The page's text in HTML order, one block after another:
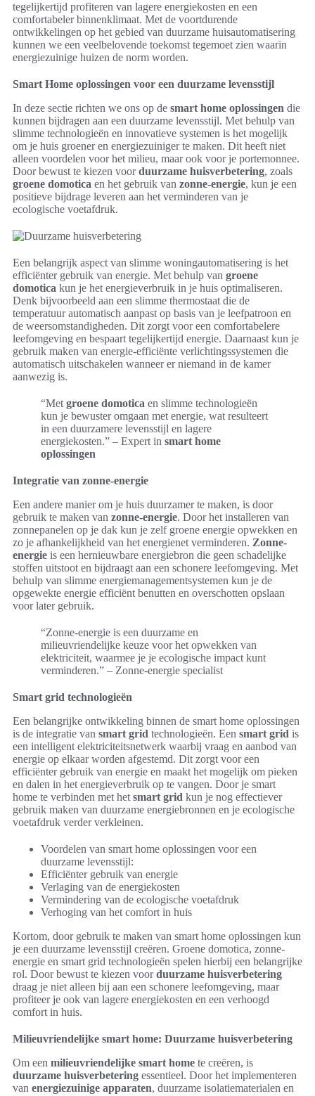
tegelijkertijd profiteren van lagere energiekosten en een
comfortabeler binnenklimaat. Met de voortdurende
ontwikkelingen op het gebied van duurzame huisautomatisering
kunnen we een veelbelovende toekomst tegemoet zien waarin
energiezuinige huizen de norm worden.
Smart Home oplossingen voor een duurzame levensstijl
In deze sectie richten we ons op de smart home oplossingen die
kunnen bijdragen aan een duurzame levensstijl. Met behulp van
slimme technologieën en innovatieve systemen is het mogelijk
om je huis groener en energiezuiniger te maken. Dit heeft niet
alleen voordelen voor het milieu, maar ook voor je portemonnee.
Door bewust te kiezen voorduurzame huisverbetering, zoals
groene domotica en het gebruik van zonne-energie, kun je een
positieve bijdrage leveren aan het verminderen van je
ecologische voetafdruk.
Een belangrijk aspect van slimme woningautomatisering is het
efficiënter gebruik van energie. Met behulp van groene
domotica kun je het energieverbruik in je huis optimaliseren.
Denk bijvoorbeeld aan een slimme thermostaat die de
temperatuur automatisch aanpast op basis van je leefpatroon en
de weersomstandigheden. Dit zorgt voor een comfortabelere
leefomgeving en bespaart tegelijkertijd energie. Daarnaast kun je
gebruik maken van energie-efficiënte verlichtingssystemen die
automatisch uitschakelen wanneer er niemand in de kamer
aanwezig is.
“Met groene domotica en slimme technologieën
kun je bewuster omgaan met energie, wat resulteert
in een duurzamere levensstijl en lagere
energiekosten.” – Expert in smart home
oplossingen
Integratie van zonne-energie
Een andere manier om je huis duurzamer te maken, is door
gebruik te maken van zonne-energie. Door het installeren van
zonnepanelen op je dak kun je zelf groene energie opwekken en
zo je afhankelijkheid van het energienet verminderen. Zonne-
energie is een hernieuwbare energiebron die geen schadelijke
stoffen uitstoot en bijdraagt aan een schonere leefomgeving. Met
behulp van slimme energiemanagementsystemen kun je de
opgewekte energie efficiënt benutten en overschotten opslaan
voor later gebruik.
“Zonne-energie is een duurzame en
milieuvriendelijke keuze voor het opwekken van
elektriciteit, waarmee je je ecologische impact kunt
verminderen.” – Zonne-energie specialist
Smart grid technologieën
Een belangrijke ontwikkeling binnen de smart home oplossingen
is de integratie van smart grid technologieën. Een smart grid is
een intelligent elektriciteitsnetwerk waarbij vraag en aanbod van
energie op elkaar worden afgestemd. Dit zorgt voor een
efficiënter gebruik van energie en maakt het mogelijk om pieken
en dalen in het energieverbruik op te vangen. Door je smart
home te verbinden met het smart grid kun je nog effectiever
gebruik maken van duurzame energiebronnen en je ecologische
voetafdruk verder verkleinen.
Voordelen van smart home oplossingen voor een
duurzame levensstijl:
Efficiënter gebruik van energie
Verlaging van de energiekosten
Vermindering van de ecologische voetafdruk
Verhoging van het comfort in huis
Kortom, door gebruik te maken van smart home oplossingen kun
je een duurzame levensstijl creëren. Groene domotica, zonne-
energie en smart grid technologieën spelen hierbij een belangrijke
rol. Door bewust te kiezen voorduurzame huisverbetering
draag je niet alleen bij aan een schonere leefomgeving, maar
profiteer je ook van lagere energiekosten en een verhoogd
comfort in huis.
Milieuvriendelijke smart home: Duurzame huisverbetering
Om een milieuvriendelijke smart home te creëren, is
duurzame huisverbetering essentieel. Door het implementeren
van energiezuinige apparaten, duurzame isolatiematerialen en